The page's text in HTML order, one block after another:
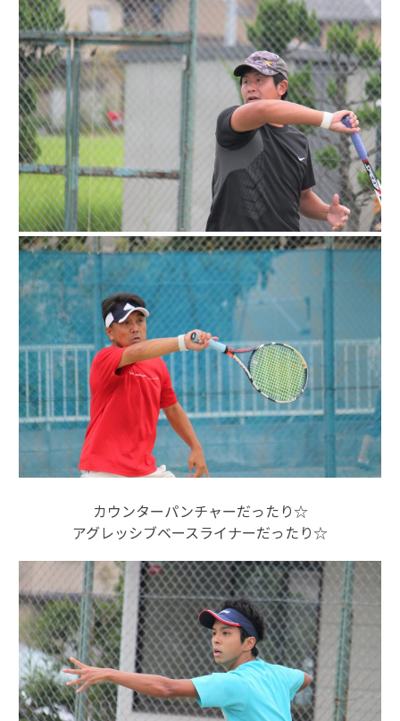
カウンターパンチャーだったり☆
アグレッシブベースライナーだったり☆